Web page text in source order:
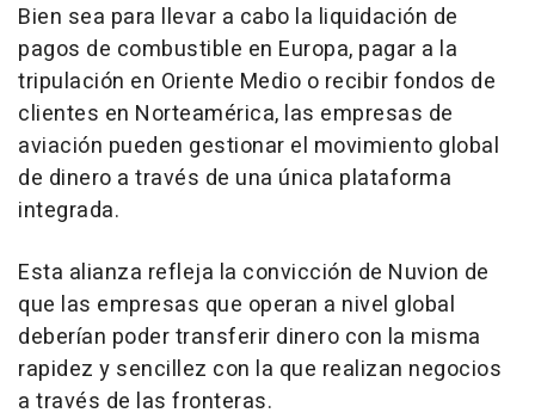
Bien sea para llevar a cabo la liquidación de
pagos de combustible en Europa, pagar a la
tripulación en Oriente Medio o recibir fondos de
clientes en Norteamérica, las empresas de
aviación pueden gestionar el movimiento global
de dinero a través de una única plataforma
integrada.
Esta alianza refleja la convicción de Nuvion de
que las empresas que operan a nivel global
deberían poder transferir dinero con la misma
rapidez y sencillez con la que realizan negocios
a través de las fronteras.